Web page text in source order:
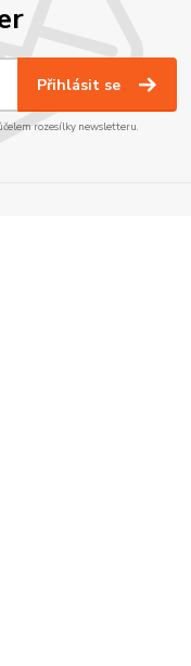
Přihlásit se
rozesílky newsletteru.